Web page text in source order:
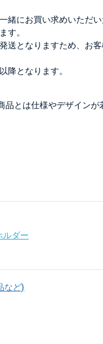
緒にお買い求めいただ
す。
送となりますため、お
降となります。
とは仕様やデザインが
ルダー
など)